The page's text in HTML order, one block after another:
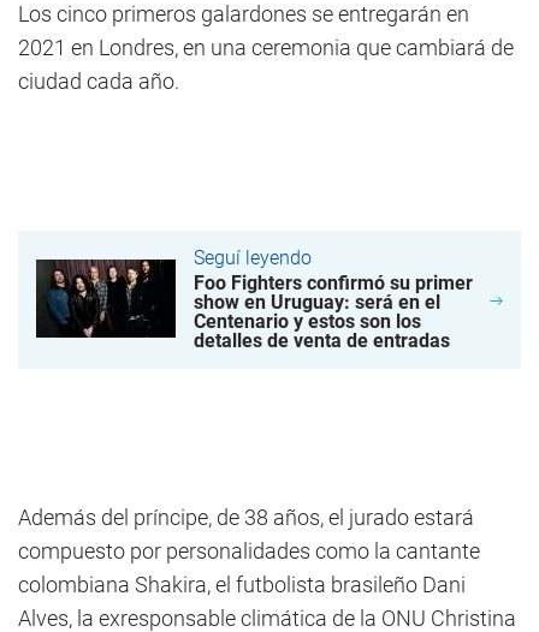
Los cinco primeros galardones se entregarán en
2021 en Londres, en una ceremonia que cambiará de
ciudad cada año.
Seguí leyendo
Foo Fighters confirmó su primer
show en Uruguay: será en el
Centenario y estos son los
detalles de venta de entradas
Además del príncipe, de 38 años, el jurado estará
compuesto por personalidades como la cantante
colombiana Shakira, el futbolista brasileño Dani
Alves, la exresponsable climática de la ONU Christina